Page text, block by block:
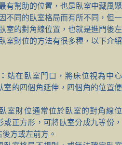
有幫助的位置，也是臥室中藏風聚
不同的臥室格局而有所不同，但一
室的對角線位置，也就是進門後左
室財位的方法有很多種，以下介紹
站在臥室門口，將床位視為中心
室的四個角延伸，四個角的位置便
臥室財位通常位於臥室的對角線位
正方形，可將臥室分成九等份，
方或左前方。